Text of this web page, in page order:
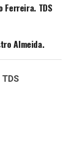
Ferreira. TDS
Almeida.